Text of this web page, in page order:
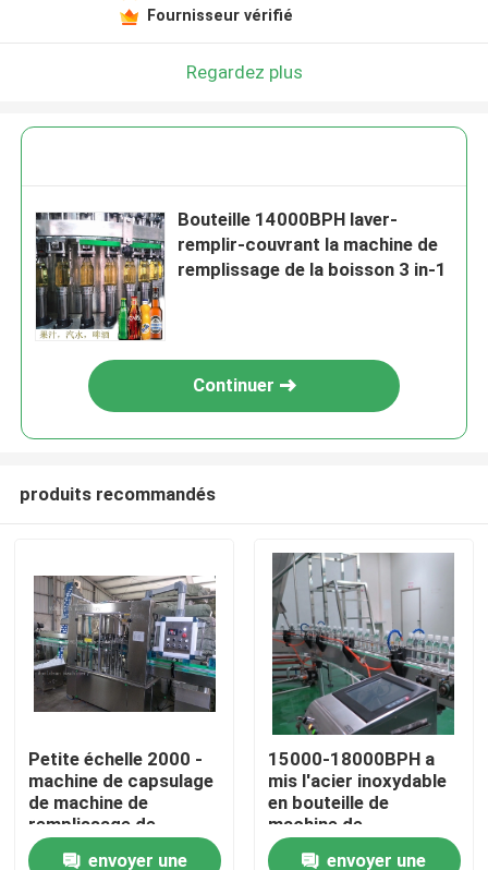
A propos de nous
Contacts
Fournisseur vérifié
Regardez plus
Bouteille 14000BPH laver-
remplir-couvrant la machine de
remplissage de la boisson 3 in-1
Continuer
produits recommandés
Petite échelle 2000 -
machine de capsulage
de machine de
remplissage de
boisson de 4000BPH
envoyer une
15000-18000BPH a
mis l'acier inoxydable
en bouteille de
machine de
remplissage de
envoyer une